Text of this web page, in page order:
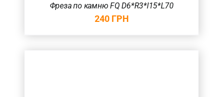
Фреза по камню FQ D6*R3*l15*L70
240 ГРН